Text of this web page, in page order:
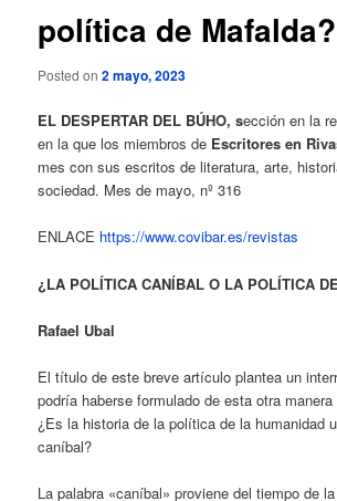
política de Mafalda?
Posted on2 mayo, 2023
EL DESPERTAR DEL BÚHO, sección en la
en la que los miembros de Escritores en
mes con sus escritos de literatura, arte,
sociedad. Mes de mayo, nº 316
ENLACE https://www.covibar.es/revistas
¿LA POLÍTICA CANÍBAL O LA POLÍTICA
Rafael Ubal
El título de este breve artículo plantea un
podría haberse formulado de esta otra
¿Es la historia de la política de la humanidad
caníbal?
La palabra «caníbal» proviene del tiempo de